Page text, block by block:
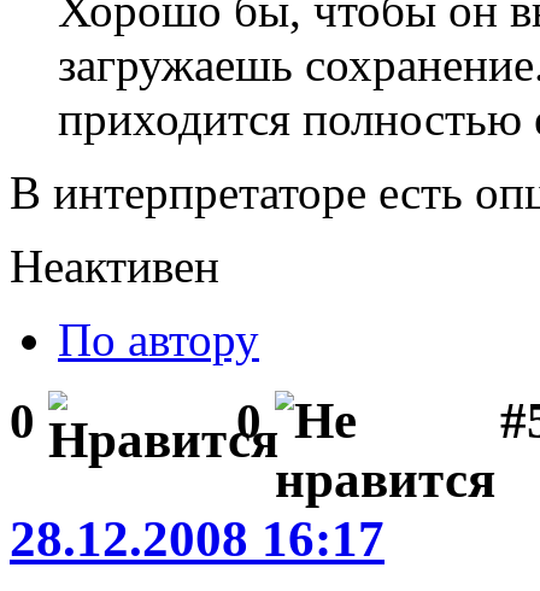
загружаешь
приходится полностью
В интерпретаторе есть
Неактивен
По автору
0 0
28.12.2008 16:17